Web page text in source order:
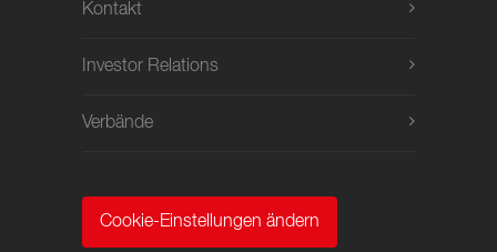
Kontakt
Investor Relations
Verbände
Cookie-Einstellungen ändern